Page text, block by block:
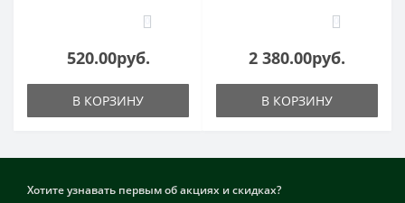
0
520.00руб.
В КОРЗИНУ
0
2 380.00руб.
В КОРЗИНУ
Хотите узнавать первым об акциях и скидках?